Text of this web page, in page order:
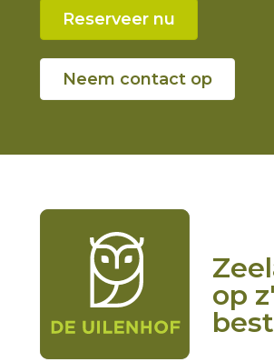
Reserveer nu
Neem contact op